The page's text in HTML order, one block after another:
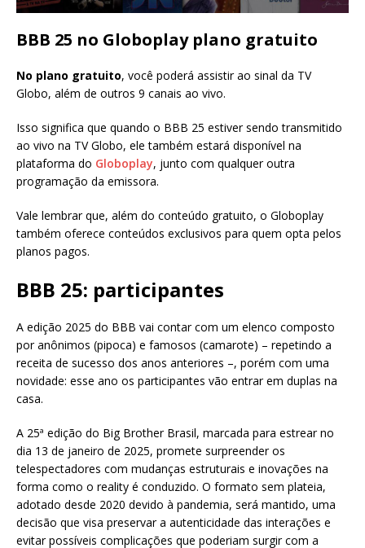
BBB 25 no Globoplay plano gratuito
No plano gratuito, você poderá assistir ao sinal da TV
Globo, além de outros 9 canais ao vivo.
Isso significa que quando o BBB 25 estiver sendo transmitido
ao vivo na TV Globo, ele também estará disponível na
plataforma do Globoplay, junto com qualquer outra
programação da emissora.
Vale lembrar que, além do conteúdo gratuito, o Globoplay
também oferece conteúdos exclusivos para quem opta pelos
planos pagos.
BBB 25: participantes
A edição 2025 do BBB vai contar com um elenco composto
por anônimos (pipoca) e famosos (camarote) – repetindo a
receita de sucesso dos anos anteriores –, porém com uma
novidade: esse ano os participantes vão entrar em duplas na
casa.
A 25ª edição do Big Brother Brasil, marcada para estrear no
dia 13 de janeiro de 2025, promete surpreender os
telespectadores com mudanças estruturais e inovações na
forma como o reality é conduzido. O formato sem plateia,
adotado desde 2020 devido à pandemia, será mantido, uma
decisão que visa preservar a autenticidade das interações e
evitar possíveis complicações que poderiam surgir com a